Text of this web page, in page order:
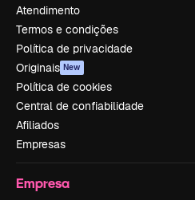
Atendimento
Termos e condições
Política de privacidade
Originais New
Política de cookies
Central de confiabilidade
Afiliados
Empresas
Empresa